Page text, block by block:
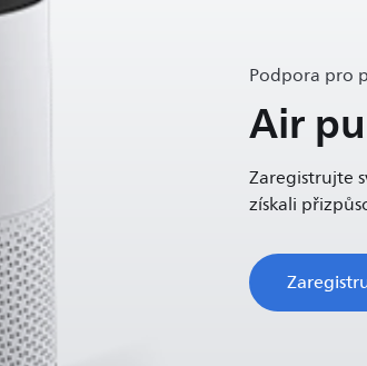
Podpora pro
Air
Zaregistrujte
získali